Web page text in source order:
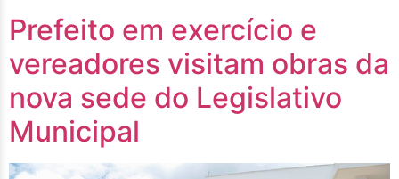
Prefeito em exercício e
vereadores visitam obras da
nova sede do Legislativo
Municipal